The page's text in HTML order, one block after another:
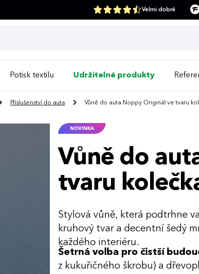
Velmi dobré
Potisk textilu Udržitelné produkty
Příslušenství do auta Vůně do auta Noppy Originál ve tvaru
NOVINKA
Vůně do
tvaru
Stylová vůně, která podtrhne
kruhový tvar a decentní šedý
každého interiéru.
Šetrná volba pro čistší
z kukuřičného škrobu) a